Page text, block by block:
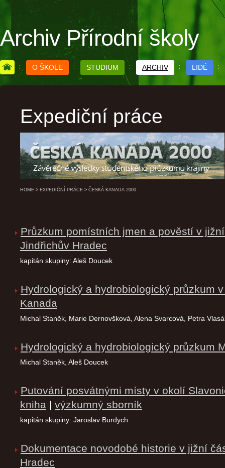
Archiv Přírodní školy
O ŠKOLE STUDIUM ARCHIV LIDÉ
Expediční práce
HOME > EXPEDIČNÍ PRÁCE > ČESKÁ KANADA 2000
Průzkum pomístních jmen a pověstí v
Jindřichův Hradec
kapitán skupiny: Aleš Doucek
Hydrologický a hydrobiologický průzkum
Kanada
Michal Staněk, Marie Dernovšková, Alena Svarcová, Petra
Hydrologický a hydrobiologický průzkum
Michal Staněk, Aleš Doucek
Putování posvátnými místy v okolí
kniha | výzkumný sborník
kapitán skupiny: Jaroslav Burdych
Dokumentace novodobé historie v jižní
Hradec